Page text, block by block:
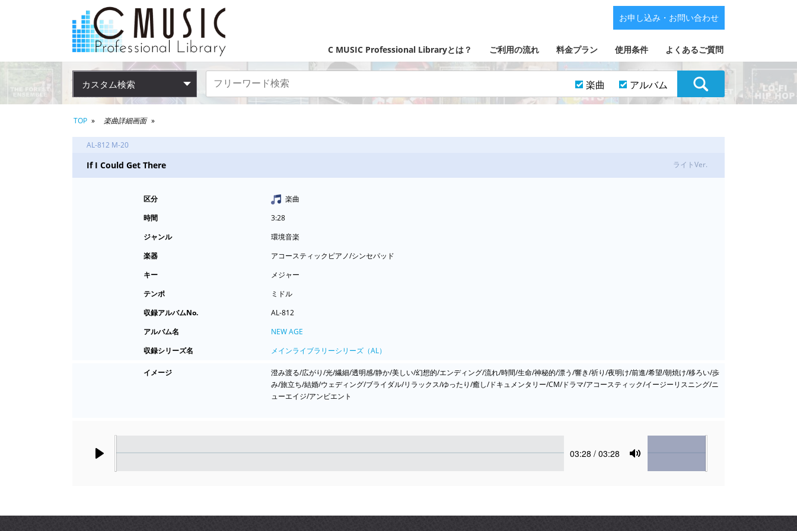
C MUSIC Professional Libraryとは？ ご利用の流れ 料金プラン 使用条件 よくあるご質問
お申し込み・お問い合わせ
カスタム検索 楽曲 アルバム
TOP 楽曲詳細画面
AL-812 M-20
If I Could Get There ライトVer.
区分
楽曲
時間
3:28
ジャンル
環境音楽
楽器
アコースティックピアノ/シンセパッド
キー
メジャー
テンポ
ミドル
収録アルバムNo.
AL-812
アルバム名
NEW AGE
収録シリーズ名
メインライブラリーシリーズ（AL）
イメージ
澄み渡る/広がり/光/繊細/透明感/静か/美しい/幻想的/エンディング/流れ/時間/生命/神秘的/漂う/響き/祈り/夜明け/前進/希望/朝焼け/移ろい/歩
み/旅立ち/結婚/ウェディング/ブライダル/リラックス/ゆったり/癒し/ドキュメンタリー/CM/ドラマ/アコースティック/イージーリスニング/ニ
ューエイジ/アンビエント
Current
03:28 / 03:28
Mute
Volume